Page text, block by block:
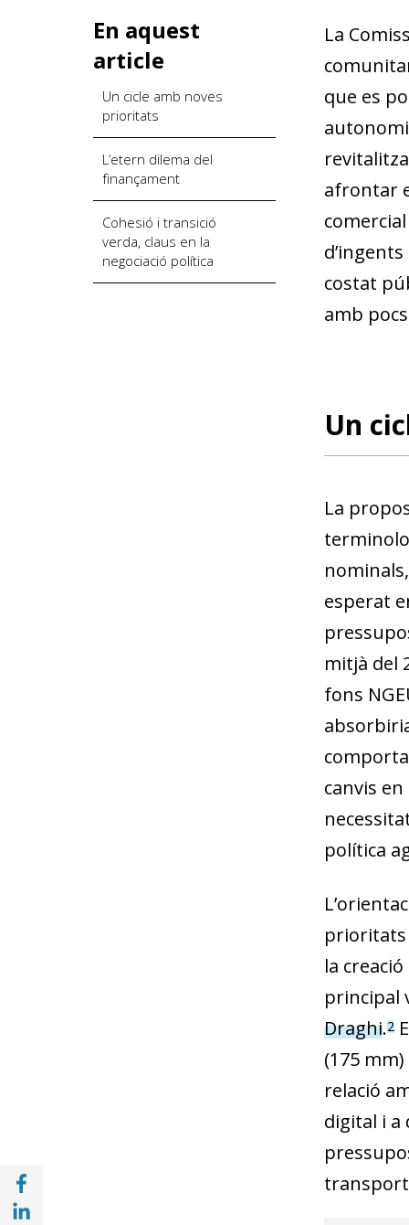
Compartir a Facebook (opens in a new
En aquest
article
Un cicle amb noves
prioritats
L’etern dilema del
finançament
Cohesió i transició
verda, claus en la
negociació política
La
que es
afrontar
costat
amb
Un
La
esperat
mitjà del
fons
canvis
política
prioritats
la
principal
Draghi.2
(175
relació
digital i a
transport